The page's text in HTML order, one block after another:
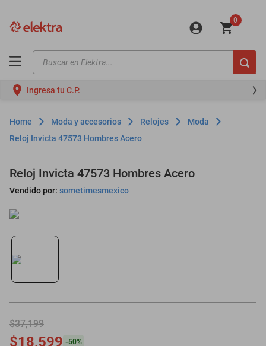
0
Buscar en Elektra...
Ingresa tu C.P.
Moda y accesorios Relojes
Moda
Reloj Invicta 47573 Hombres Acero
Reloj Invicta 47573 Hombres Acero
Vendido por: sometimesmexico
$37,199
$18,599 -50%
motos
moto
celulares
refrigeradores
salas
motoneta